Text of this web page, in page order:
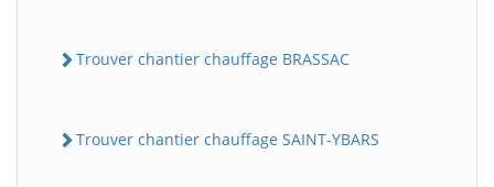
Trouver chantier chauffage BRASSAC
Trouver chantier chauffage SAINT-YBARS